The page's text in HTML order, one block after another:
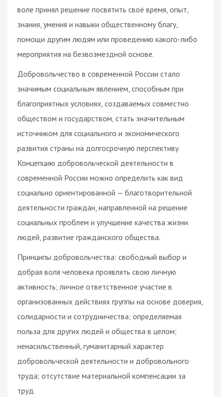
воле принял решение посвятить своё время, опыт,
знания, умения и навыки общественному благу,
помощи другим людям или проведению какого-либо
мероприятия на безвозмездной основе.
Добровольчество в современной России стало
значимым социальным явлением, способным при
благоприятных условиях, создаваемых совместно
обществом и государством, стать значительным
источником для социального и экономического
развития страны на долгосрочную перспективу.
Концепцию добровольческой деятельности в
современной России можно определить как вид
социально ориентированной — благотворительной
деятельности граждан, направленной на решение
социальных проблем и улучшение качества жизни
людей, развитие гражданского общества.
Принципы добровольчества: свободный выбор и
добрая воля человека проявлять свою личную
активность; личное ответственное участие в
организованных действиях группы на основе доверия,
солидарности и сотрудничества; определяемая
польза для других людей и общества в целом;
ненасильственный, гуманитарный характер
добровольческой деятельности и добровольного
труда; отсутствие материальной компенсации за
труд.